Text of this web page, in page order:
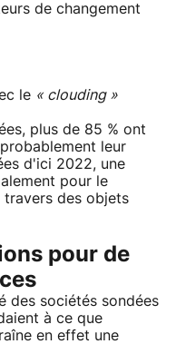
de changement
le « clouding »
plus de 85 % ont
leur
d'ici 2022, une
pour le
des objets
pour de
des sociétés sondées
à ce que
en effet une